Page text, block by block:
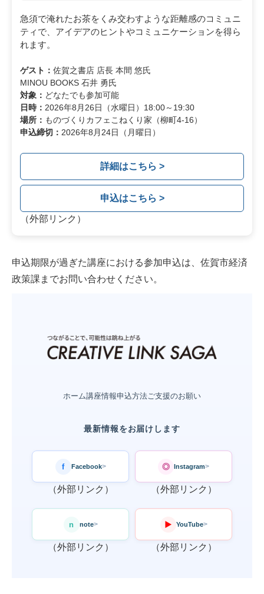
急須で淹れたお茶をくみ交わすような距離感のコミュニ
ティで、アイデアのヒントやコミュニケーションを得ら
れます。
ゲスト： 佐賀之書店 店長 本間 悠氏
MINOU BOOKS 石井 勇氏
対象： どなたでも参加可能
日時： 2026年8月26日（水曜日）18:00～19:30
場所： ものづくりカフェこねくり家（柳町4-16）
申込締切： 2026年8月24日（月曜日）
詳細はこちら >
申込はこちら >
（外部リンク）
申込期限が過ぎた講座における参加申込は、佐賀市経済
政策課までお問い合わせください。
ホーム講座情報申込方法ご支援のお願い
最新情報をお届けします
f Facebook>
（外部リンク）
◎ Instagram>
（外部リンク）
n note>
（外部リンク）
▶ YouTube>
（外部リンク）